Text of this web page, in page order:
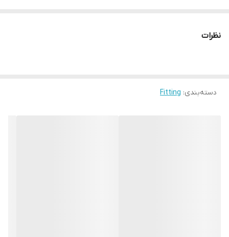
نظرات
دسته‌بندی:
Fitting